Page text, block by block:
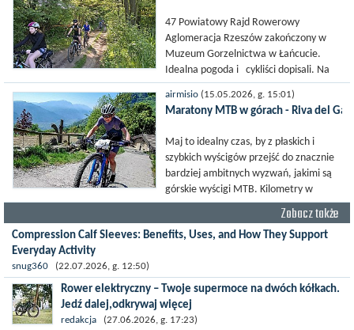
47 Powiatowy Rajd Rowerowy
Aglomeracja Rzeszów zakończony w
Muzeum Gorzelnictwa w Łańcucie.
Idealna pogoda i cykliści dopisali. Na
start rajdu przyjechali rowerzyści z
różnych stron a także Starosta Łańcucki
Adam Krzysztoń ,...
airmisio (15.05.2026, g. 15:01)
Maratony MTB w górach - Riva del
Maj to idealny czas, by z płaskich i
szybkich wyścigów przejść do znacznie
bardziej ambitnych wyzwań, jakimi są
górskie wyścigi MTB. Kilometry w
górach mijają zdecydowanie wolniej niż
na płaskim terenie, głównie za...Zobacz także
Compression Calf Sleeves: Benefits, Uses, and How They Support
Everyday Activity
Compression calf sleeves are widely used by athletes, travelers, healthcare
professionals, and individuals who spend long hours on their feet....
snug360 (22.07.2026, g. 12:50)
Rower elektryczny – Twoje supermoce na dwóch kółkach.
Jedź dalej,odkrywaj więcej
Marzenia o dalekich podróżach bez ogromnego zmęczenia stają
redakcja (27.06.2026, g. 17:23)